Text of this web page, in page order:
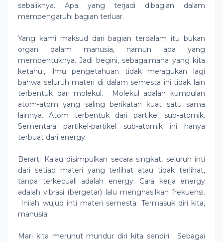
sebaliknya. Apa yang terjadi dibagian dalam
mempengaruhi bagian terluar.
Yang kami maksud dari bagian terdalam itu bukan
organ dalam manusia, namun apa yang
membentuknya. Jadi begini, sebagaimana yang kita
ketahui, ilmu pengetahuan tidak meragukan lagi
bahwa seluruh materi di dalam semesta ini tidak lain
terbentuk dari molekul.
Molekul adalah kumpulan
atom-atom yang saling berikatan kuat satu sama
lainnya. Atom terbentuk dari partikel sub-atomik.
Sementara partikel-partikel sub-atomik ini hanya
terbuat dari energy.
Berarti Kalau disimpulkan secara singkat, seluruh inti
dari setiap materi yang terlihat atau tidak terlihat,
tanpa terkecuali adalah energy. Cara kerja energy
adalah vibrasi (bergetar) lalu menghasilkan frekuensi.
Inilah wujud inti materi semesta. Termasuk diri kita,
manusia.
Mari kita merunut mundur diri kita sendiri : Sebagai